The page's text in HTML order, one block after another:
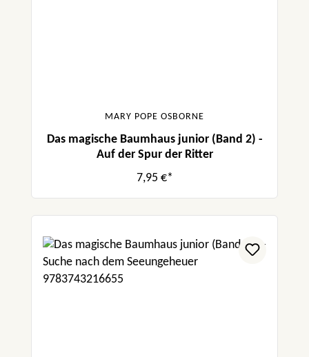
MARY POPE OSBORNE
Das magische Baumhaus junior (Band 2) -
Auf der Spur der Ritter
7,95 €*